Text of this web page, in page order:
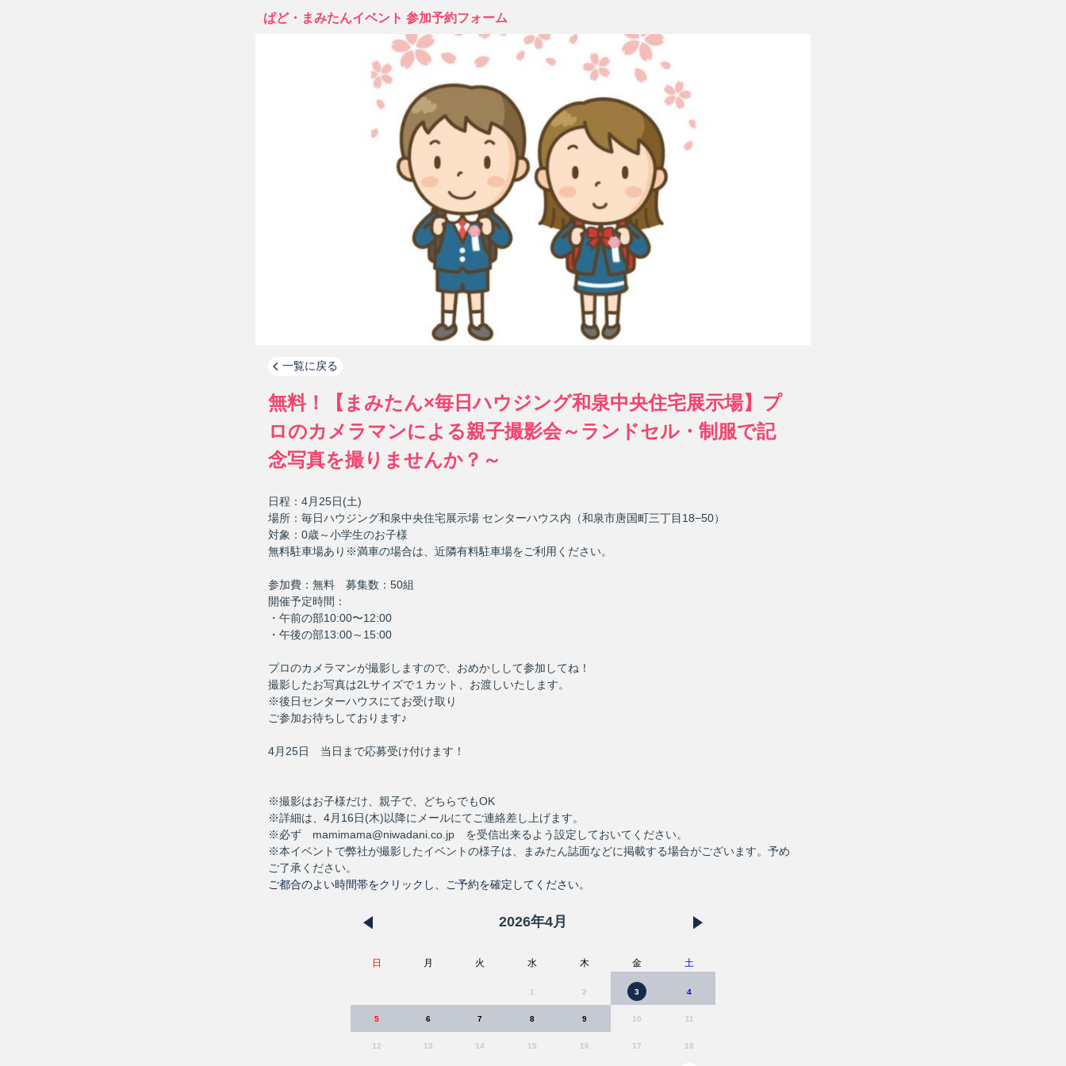
ぱど・まみたんイベント 参加予約フォーム
一覧に戻る
無料！【まみたん×毎日ハウジング和泉中央住宅展示場】プ
ロのカメラマンによる親子撮影会～ランドセル・制服で記
念写真を撮りませんか？～
日程：4月25日(土)
場所：毎日ハウジング和泉中央住宅展示場 センターハウス内（和泉市唐国町三丁目18−50）
対象：0歳～小学生のお子様
無料駐車場あり※満車の場合は、近隣有料駐車場をご利用ください。
参加費：無料 募集数：50組
開催予定時間：
・午前の部10:00〜12:00
・午後の部13:00～15:00
プロのカメラマンが撮影しますので、おめかしして参加してね！
撮影したお写真は2Lサイズで１カット、お渡しいたします。
※後日センターハウスにてお受け取り
ご参加お待ちしております♪
4月25日 当日まで応募受け付けます！
※撮影はお子様だけ、親子で、どちらでもOK
※詳細は、4月16日(木)以降にメールにてご連絡差し上げます。
※必ず mamimama@niwadani.co.jp を受信出来るよう設定しておいてください。
※本イベントで弊社が撮影したイベントの様子は、まみたん誌面などに掲載する場合がございます。予め
ご了承ください。
ご都合のよい時間帯をクリックし、ご予約を確定してください。
2026年4月
日 月 火 水 木 金 土
1 2 3 4
5 6 7 8 9 10 11
12 13 14 15 16 17 18